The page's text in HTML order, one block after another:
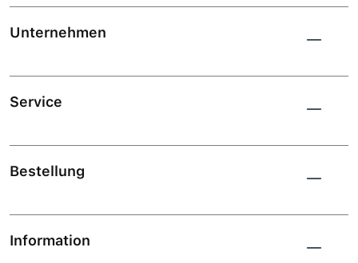
Unternehmen
Service
Bestellung
Information